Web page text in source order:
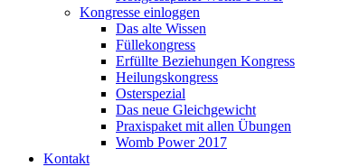
Kongresse einloggen
Das alte Wissen
Füllekongress
Erfüllte Beziehungen Kongress
Heilungskongress
Osterspezial
Das neue Gleichgewicht
Praxispaket mit allen Übungen
Womb Power 2017
Kontakt